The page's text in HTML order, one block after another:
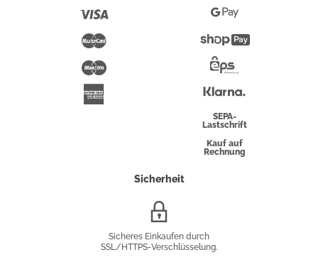
Maestro
Pay
Google
Pay
Überweisung
SEPA-
Lastschrift
Kauf auf
Rechnung
Sicherheit
Sicheres Einkaufen durch
SSL/HTTPS-Verschlüsselung.